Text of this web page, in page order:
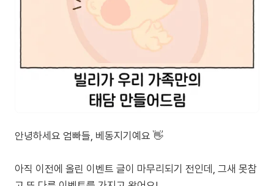
안녕하세요 엄빠들, 베동지기예요 👋
아직 이전에 올린 이벤트 글이 마무리되기 전인데, 그새 못참